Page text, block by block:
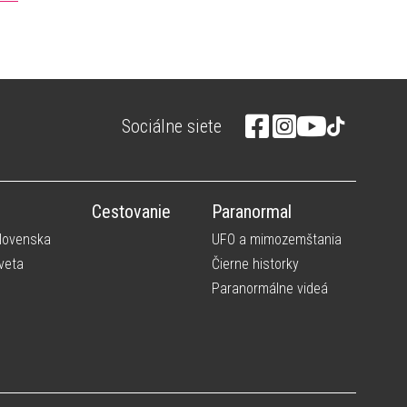
Sociálne siete
Cestovanie Paranormal
UFO a mimozemštania
Čierne historky
Paranormálne videá